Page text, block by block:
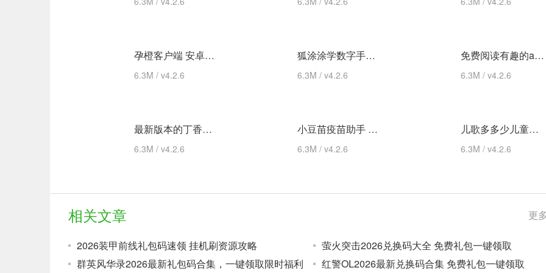
孕橙客户端 安卓下载
6.3M / v4.2.6
狐涂涂学数字手机版 热门下载
6.3M / v4.2.6
免费阅读有趣的ai版本 app下载
6.3M / v4.2.6
最新版本的丁香妈妈app 安卓版
6.3M / v4.2.6
小豆苗疫苗助手 最新版
6.3M / v4.2.6
儿歌多多少儿童版app 推荐
6.3M / v4.2.6
相关文章 更
2026装甲前线礼包码速领 挂机刷资源攻略
萤火突击2026兑换码大全 免费礼包一键领取
群英风华录2026最新礼包码合集，一键领取限时福利
红警OL2026最新兑换码合集 免费礼包一键领取